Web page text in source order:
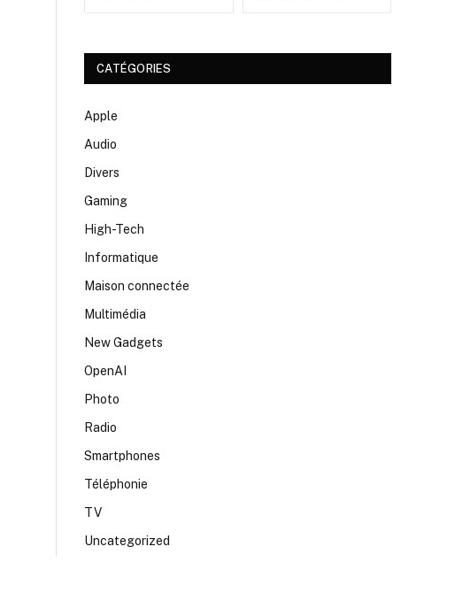
CATÉGORIES
Apple
Audio
Divers
Gaming
High-Tech
Informatique
Maison connectée
Multimédia
New Gadgets
OpenAI
Photo
Radio
Smartphones
Téléphonie
TV
Uncategorized